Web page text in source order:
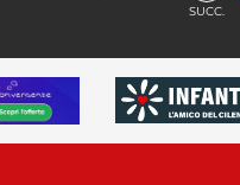
SUCC.